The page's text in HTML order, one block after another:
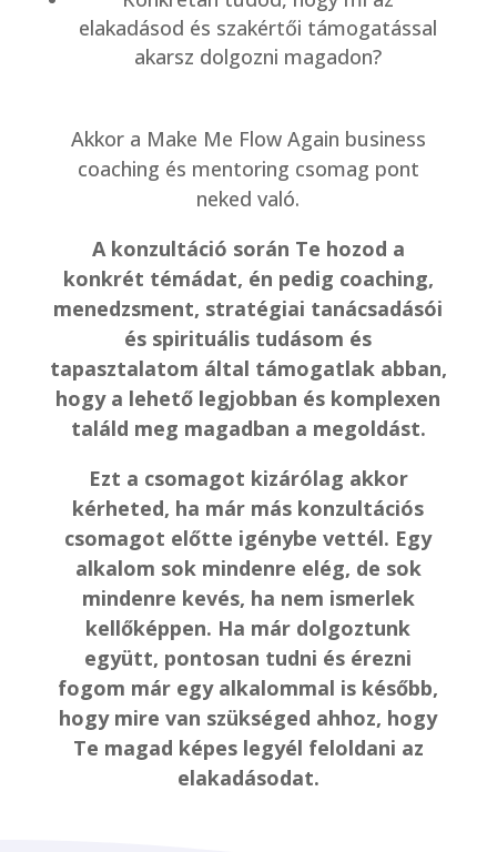
elakadásod és szakértői támogatással
akarsz dolgozni magadon?
Akkor a Make Me Flow Again business
coaching és mentoring csomag pont
neked való.
A konzultáció során Te hozod a
konkrét témádat, én pedig coaching,
menedzsment, stratégiai tanácsadásói
és spirituális tudásom és
tapasztalatom által támogatlak abban,
hogy a lehető legjobban és komplexen
találd meg magadban a megoldást.
Ezt a csomagot kizárólag akkor
kérheted, ha már más konzultációs
csomagot előtte igénybe vettél. Egy
alkalom sok mindenre elég, de sok
mindenre kevés, ha nem ismerlek
kellőképpen. Ha már dolgoztunk
együtt, pontosan tudni és érezni
fogom már egy alkalommal is később,
hogy mire van szükséged ahhoz, hogy
Te magad képes legyél feloldani az
elakadásodat.